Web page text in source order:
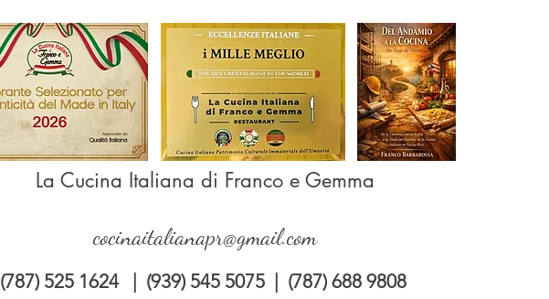
ITALIANA PARA
PRINCIPIANTE
La Cucina Italiana di Franco e Gemma
cocinaitalianapr@gmail.com
(787) 525 1624 | (939) 545 5075 | (787) 688 9808